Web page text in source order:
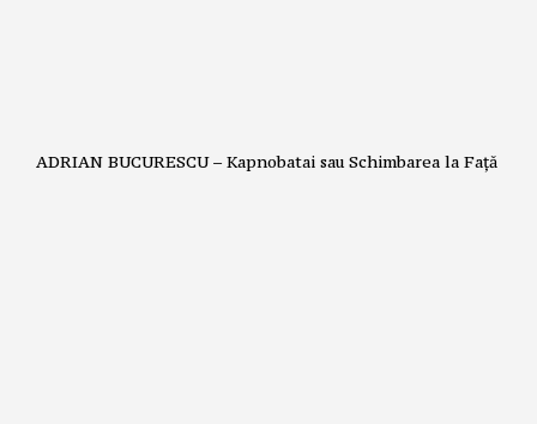
ADRIAN BUCURESCU – Kapnobatai sau Schimbarea la Față